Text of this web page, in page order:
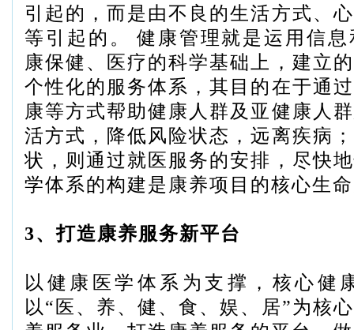
引起的，而是由不良的生活方式、
等引起的。
健康管理就是运用信
康保健、医疗的科学基础上，建立
个性化的服务体系，其目的在于通
康等方式帮助健康人群及亚健康人
活方式，降低风险状态，远离疾病
状，则通过就医服务的安排，尽快
学体系的构建是康养项目的核心生
3、打造康养服务新平台
以健康医学体系为支撑，核心健
以“医、养、健、食、娱、居”为核